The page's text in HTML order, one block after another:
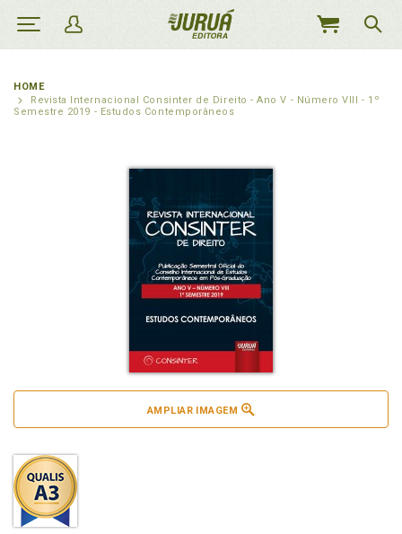
MEU
HOME
Revista Internacional Consinter de Direito - Ano V - Número VIII - 1º
Semestre 2019 - Estudos Contemporâneos
AMPLIAR IMAGEM